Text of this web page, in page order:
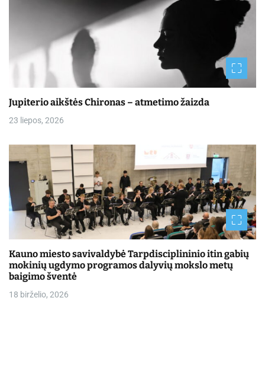
Jupiterio aikštės Chironas – atmetimo žaizda
23 liepos, 2026
Kauno miesto savivaldybė Tarpdisciplininio itin gabių
mokinių ugdymo programos dalyvių mokslo metų
baigimo šventė
18 birželio, 2026